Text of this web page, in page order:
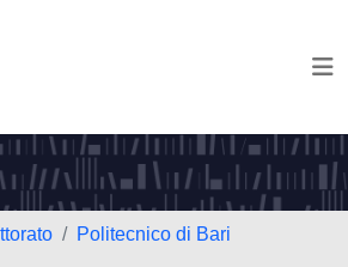
Politecnico di Bari